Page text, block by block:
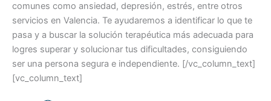
comunes como ansiedad, depresión, estrés, entre otros
servicios en Valencia. Te ayudaremos a identificar lo que te
pasa y a buscar la solución terapéutica más adecuada para
logres superar y solucionar tus dificultades, consiguiendo
ser una persona segura e independiente. [/vc_column_text]
[vc_column_text]